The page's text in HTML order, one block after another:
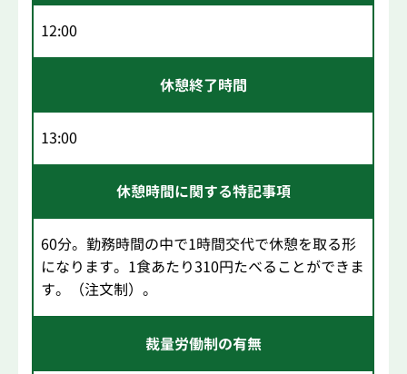
12:00
休憩終了時間
13:00
休憩時間に関する特記事項
60分。勤務時間の中で1時間交代で休憩を取る形
になります。1食あたり310円たべることができま
す。（注文制）。
裁量労働制の有無